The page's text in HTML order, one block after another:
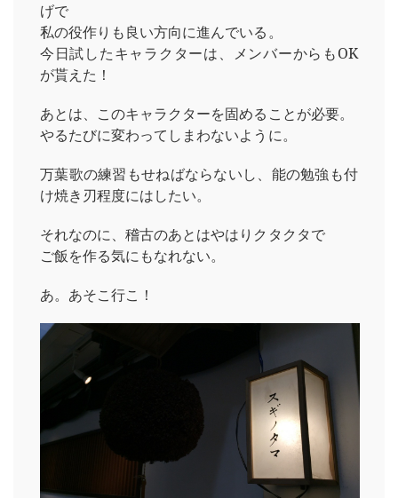
げで
私の役作りも良い方向に進んでいる。
今日試したキャラクターは、メンバーからもOK
が貰えた！
あとは、このキャラクターを固めることが必要。
やるたびに変わってしまわないように。
万葉歌の練習もせねばならないし、能の勉強も付
け焼き刃程度にはしたい。
それなのに、稽古のあとはやはりクタクタで
ご飯を作る気にもなれない。
あ。あそこ行こ！